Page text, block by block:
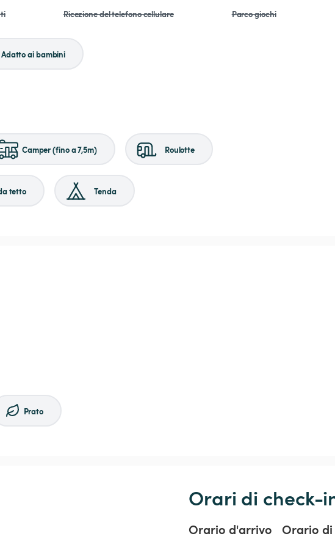
Ricezione del telefono cellulare Parco giochi
Adatto ai bambini
Camper (fino a 7,5m) Roulotte
tetto Tenda
Prato
Orari di check-
Orario d'arrivo Orario